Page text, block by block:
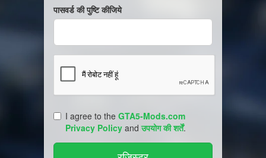
पासवर्ड की पुष्टि कीजिये
I agree to the GTA5-Mods.com
Privacy Policy andउपयोग की शर्तें.